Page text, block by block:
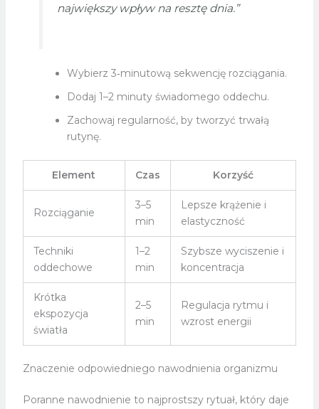
największy wpływ na resztę dnia.”
Wybierz 3‑minutową sekwencję rozciągania.
Dodaj 1–2 minuty świadomego oddechu.
Zachowaj regularność, by tworzyć trwałą
rutynę.
Element Czas Korzyść
Rozciąganie
3–5
min
Lepsze krążenie i
elastyczność
Techniki
oddechowe
1–2
min
Szybsze wyciszenie i
koncentracja
Krótka
ekspozycja
światła
2–5
min
Regulacja rytmu i
wzrost energii
Znaczenie odpowiedniego nawodnienia organizmu
Poranne nawodnienie to najprostszy rytuał, który daje